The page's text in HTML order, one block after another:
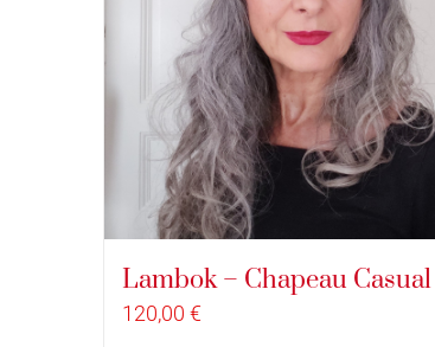
Lambok – Chapeau Casual
120,00 €